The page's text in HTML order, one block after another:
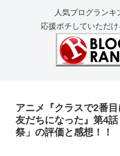
人気ブログランキ
応援ポチしていただ
アニメ『クラスで2番
友だちになった』第4
祭」の評価と感想！！